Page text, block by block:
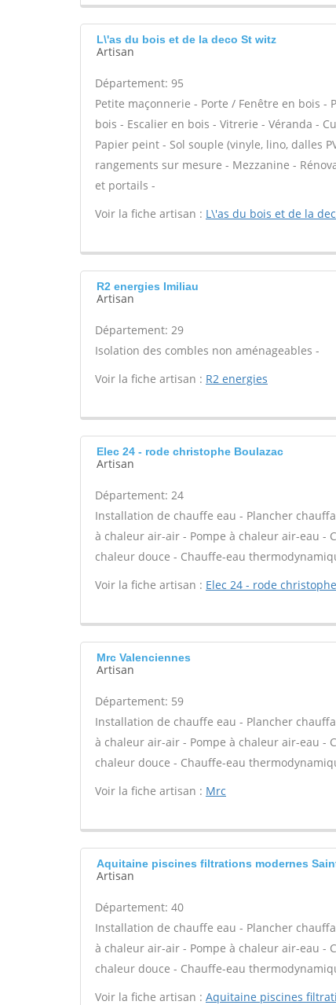
L\'as du bois et de la deco St witz
Artisan
Département: 95
Petite maçonnerie - Porte / Fenêtre en bois
bois - Escalier en bois - Vitrerie - Véranda -
Papier peint - Sol souple (vinyle, lino, dalles
rangements sur mesure - Mezzanine -
et portails -
Voir la fiche artisan : L\'as du bois et de la
R2 energies Imiliau
Artisan
Département: 29
Isolation des combles non aménageables -
Voir la fiche artisan : R2 energies
Elec 24 - rode christophe Boulazac
Artisan
Département: 24
Installation de chauffe eau - Plancher
à chaleur air-air - Pompe à chaleur air-eau -
chaleur douce - Chauffe-eau
Voir la fiche artisan : Elec 24 - rode christophe
Mrc Valenciennes
Artisan
Département: 59
Installation de chauffe eau - Plancher
à chaleur air-air - Pompe à chaleur air-eau -
chaleur douce - Chauffe-eau
Voir la fiche artisan : Mrc
Aquitaine piscines filtrations modernes
Artisan
Département: 40
Installation de chauffe eau - Plancher
à chaleur air-air - Pompe à chaleur air-eau -
chaleur douce - Chauffe-eau
Voir la fiche artisan : Aquitaine piscines